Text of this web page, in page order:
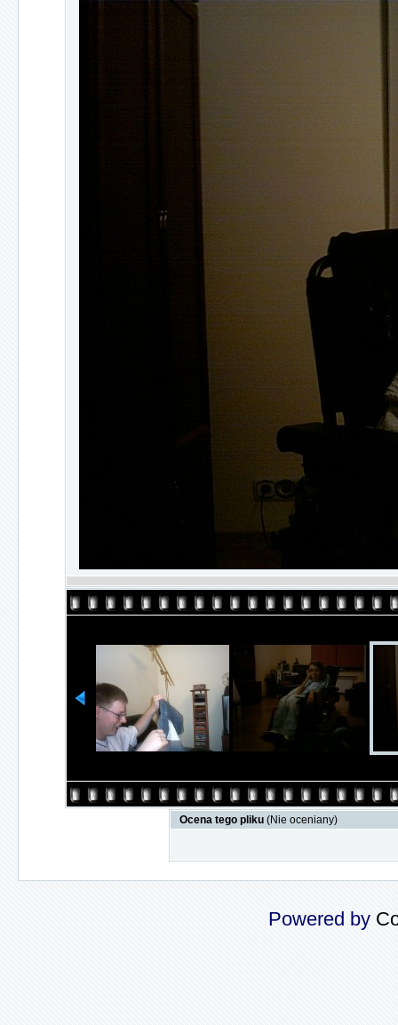
Ocena tego pliku (Nie oceniany)
Powered by